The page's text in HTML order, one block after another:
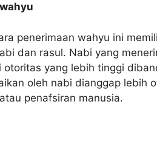
penerimaan wahyu ini
dan rasul. Nabi yang
otoritas yang lebih tinggi
oleh nabi dianggap lebih
penafsiran manusia.